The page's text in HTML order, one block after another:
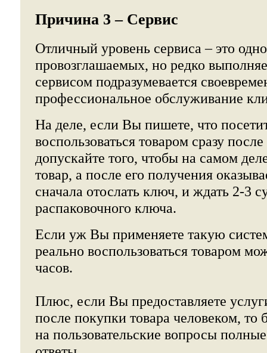
Причина 3 – Сервис
Отличный уровень сервиса – это
провозглашаемых, но редко
сервисом подразумевается
профессиональное обслуживание
На деле, если Вы пишете, что
воспользоваться товаром сразу
допускайте того, чтобы на самом
товар, а после его получения
сначала отослать ключ, и ждать 2-3
распаковочного ключа.
Если уж Вы применяете такую
реально воспользоваться товаром
часов.
Плюс, если Вы предоставляете
после покупки товара человеком, то
на пользовательские вопросы